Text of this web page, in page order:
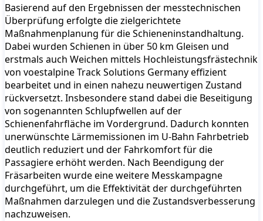
Basierend auf den Ergebnissen der messtechnischen
Überprüfung erfolgte die zielgerichtete
Maßnahmenplanung für die Schieneninstandhaltung.
Dabei wurden Schienen in über 50 km Gleisen und
erstmals auch Weichen mittels Hochleistungsfrästechnik
von voestalpine Track Solutions Germany effizient
bearbeitet und in einen nahezu neuwertigen Zustand
rückversetzt. Insbesondere stand dabei die Beseitigung
von sogenannten Schlupfwellen auf der
Schienenfahrfläche im Vordergrund. Dadurch konnten
unerwünschte Lärmemissionen im U-Bahn Fahrbetrieb
deutlich reduziert und der Fahrkomfort für die
Passagiere erhöht werden. Nach Beendigung der
Fräsarbeiten wurde eine weitere Messkampagne
durchgeführt, um die Effektivität der durchgeführten
Maßnahmen darzulegen und die Zustandsverbesserung
nachzuweisen.